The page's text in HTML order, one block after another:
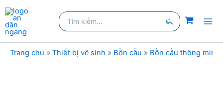
Nhảy
tới
nội
dung
Tìm
kiếm:
kiếm
Trang chủ » Thiết bị vệ sinh » Bồn cầu » Bồn cầu thông minh